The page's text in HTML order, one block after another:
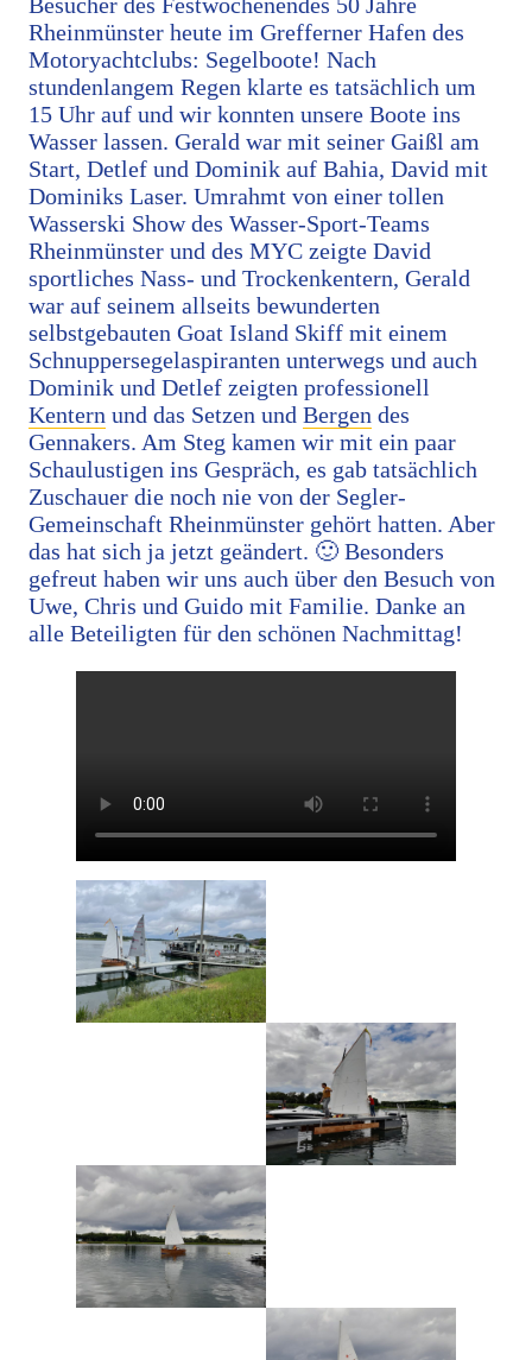
Rheinmünster heute im Grefferner Hafen des
Motoryachtclubs: Segelboote! Nach
stundenlangem Regen klarte es tatsächlich um
15 Uhr auf und wir konnten unsere Boote ins
Wasser lassen. Gerald war mit seiner Gaißl am
Start, Detlef und Dominik auf Bahia, David mit
Dominiks Laser. Umrahmt von einer tollen
Wasserski Show des Wasser-Sport-Teams
Rheinmünster und des MYC zeigte David
sportliches Nass- und Trockenkentern, Gerald
war auf seinem allseits bewunderten
selbstgebauten Goat Island Skiff mit einem
Schnuppersegelaspiranten unterwegs und auch
Dominik und Detlef zeigten professionell
Kentern und das Setzen und Bergen des
Gennakers. Am Steg kamen wir mit ein paar
Schaulustigen ins Gespräch, es gab tatsächlich
Zuschauer die noch nie von der Segler-
Gemeinschaft Rheinmünster gehört hatten. Aber
das hat sich ja jetzt geändert. 🙂 Besonders
gefreut haben wir uns auch über den Besuch von
Uwe, Chris und Guido mit Familie. Danke an
alle Beteiligten für den schönen Nachmittag!